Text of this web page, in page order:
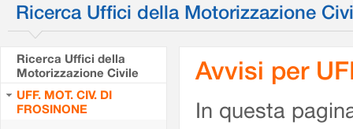
Ricerca Uffici della Motorizzazione
Ricerca Uffici della
Motorizzazione Civile
UFF. MOT. CIV. DI
FROSINONE
Avvisi per
In questa